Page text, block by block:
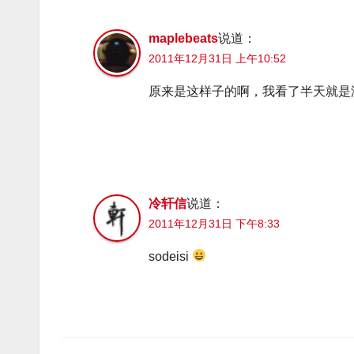
maplebeats说道：
2011年12月31日 上午10:52
原来是这样子的啊，我看了半天就
冷轩信说道：
2011年12月31日 下午8:33
sodeisi